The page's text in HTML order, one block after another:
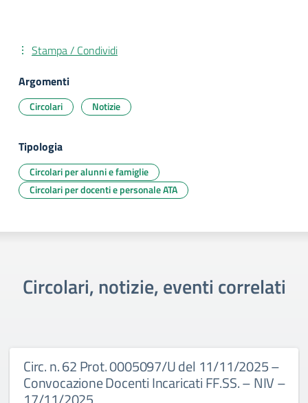
Stampa / Condividi
Argomenti
Circolari Notizie
Tipologia
Circolari per alunni e famiglie
Circolari per docenti e personale ATA
Circolari, notizie, eventi correlati
Circ. n. 62 Prot. 0005097/U del 11/11/2025 –
Convocazione Docenti Incaricati FF.SS. – NIV –